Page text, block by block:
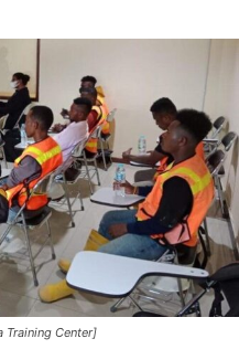
Training Center]